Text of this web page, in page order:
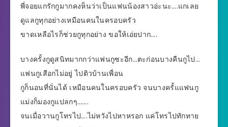
พี่จอยแกรักกูมากคงห็นว่าเป็นแฟนน้องสาวอ่ะนะ….แกเลย
ดูแลกูทุกอย่างเหมือนคนในครอบครัว
ขาดเหลือไรก็ช่วยกูทุกอย่าง ขอให้เอ่ยปาก….
บางครั้งกูดูสนิทมากกว่าแฟนกูซะอีก…ตะก่อนบางคืนกูไป…
แฟนกูเสือกไม่อยู่ ไปติวบ้านเพื่อน
กูก็นอนที่นั่นได้ เหมือนคนในครอบครัว จนบางครั้แแฟนกู
แม่งก็มองกูแปลกๆ…….
จนเมื่อวานกูโทรไป….ไม่หวังไปหาหรอก แค่โทรไปทักทาย